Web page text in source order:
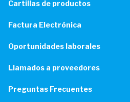
Cartillas de productos
Factura Electrónica
Oportunidades laborales
Llamados a proveedores
Preguntas Frecuentes